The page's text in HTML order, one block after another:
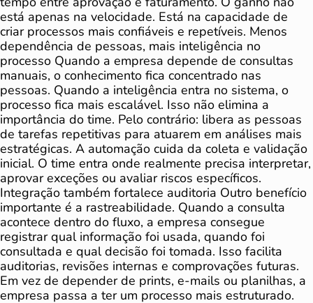
está apenas na velocidade. Está na capacidade de
criar processos mais confiáveis e repetíveis. Menos
dependência de pessoas, mais inteligência no
processo Quando a empresa depende de consultas
manuais, o conhecimento fica concentrado nas
pessoas. Quando a inteligência entra no sistema, o
processo fica mais escalável. Isso não elimina a
importância do time. Pelo contrário: libera as pessoas
de tarefas repetitivas para atuarem em análises mais
estratégicas. A automação cuida da coleta e validação
inicial. O time entra onde realmente precisa interpretar,
aprovar exceções ou avaliar riscos específicos.
Integração também fortalece auditoria Outro benefício
importante é a rastreabilidade. Quando a consulta
acontece dentro do fluxo, a empresa consegue
registrar qual informação foi usada, quando foi
consultada e qual decisão foi tomada. Isso facilita
auditorias, revisões internas e comprovações futuras.
Em vez de depender de prints, e-mails ou planilhas, a
empresa passa a ter um processo mais estruturado.